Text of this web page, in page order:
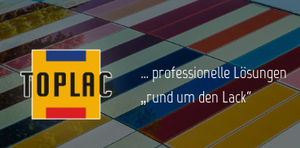
Zur Hauptnavigation springen
… professionelle Lösungen
„rund um den Lack“
Startseite BOOT & CARAVAN Bootslacke
EPIFANES MULTI MARINE